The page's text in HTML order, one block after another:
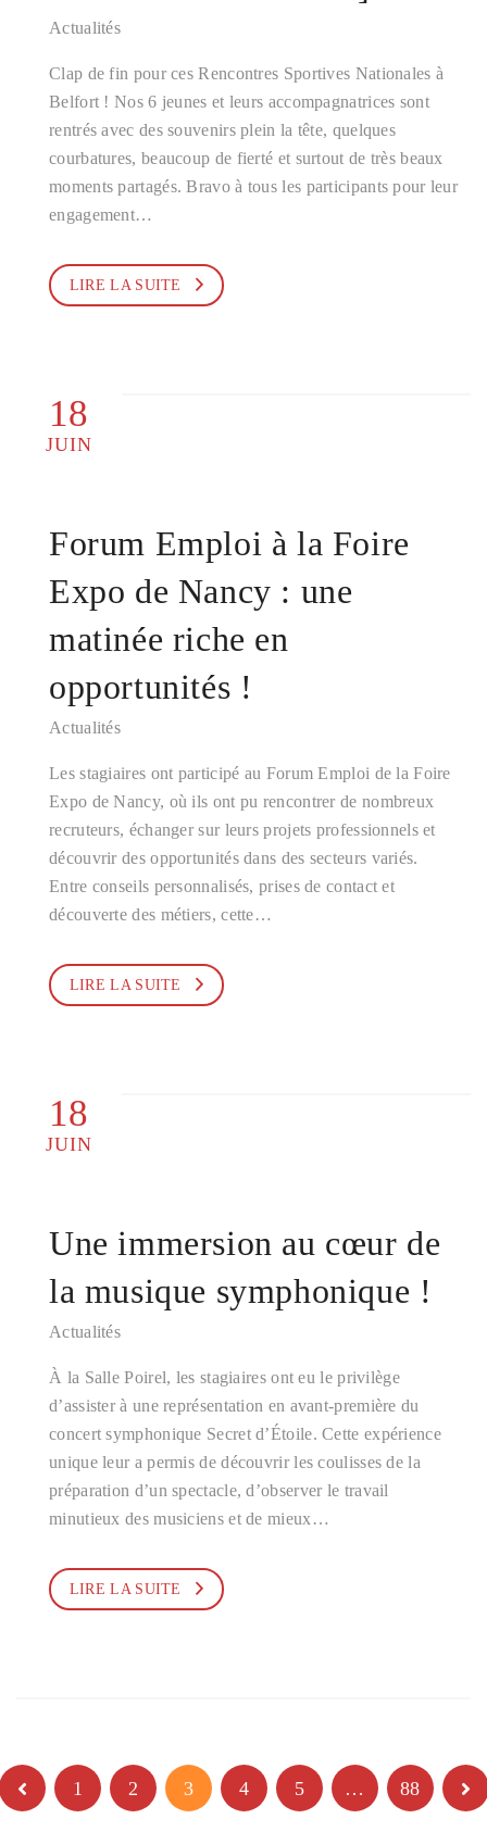
Actualités
Clap de fin pour ces Rencontres Sportives Nationales à
Belfort ! Nos 6 jeunes et leurs accompagnatrices sont
rentrés avec des souvenirs plein la tête, quelques
courbatures, beaucoup de fierté et surtout de très beaux
moments partagés. Bravo à tous les participants pour leur
engagement…
LIRE LA SUITE
18
JUIN
Forum Emploi à la Foire
Expo de Nancy : une
matinée riche en
opportunités !
Actualités
Les stagiaires ont participé au Forum Emploi de la Foire
Expo de Nancy, où ils ont pu rencontrer de nombreux
recruteurs, échanger sur leurs projets professionnels et
découvrir des opportunités dans des secteurs variés.
Entre conseils personnalisés, prises de contact et
découverte des métiers, cette…
LIRE LA SUITE
18
JUIN
Une immersion au cœur de
la musique symphonique !
Actualités
À la Salle Poirel, les stagiaires ont eu le privilège
d’assister à une représentation en avant-première du
concert symphonique Secret d’Étoile. Cette expérience
unique leur a permis de découvrir les coulisses de la
préparation d’un spectacle, d’observer le travail
minutieux des musiciens et de mieux…
LIRE LA SUITE
1 2 3 4 5 … 88